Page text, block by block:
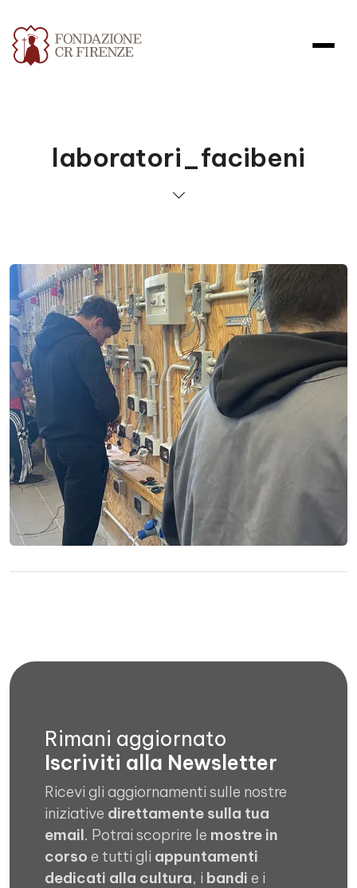
laboratori_facibeni
Rimani aggiornato
Iscriviti alla Newsletter
Ricevi gli aggiornamenti sulle nostre
iniziative direttamente sulla tua
email. Potrai scoprire le mostre in
corso e tutti gli appuntamenti
dedicati alla cultura, i bandi e i